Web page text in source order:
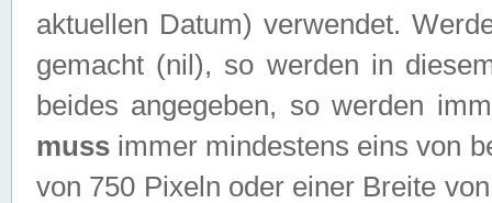
aktuellen Datum) verwendet.
gemacht (nil), so werden in
beides angegeben, so werden
muss immer mindestens eins von
von 750 Pixeln oder einer Breite